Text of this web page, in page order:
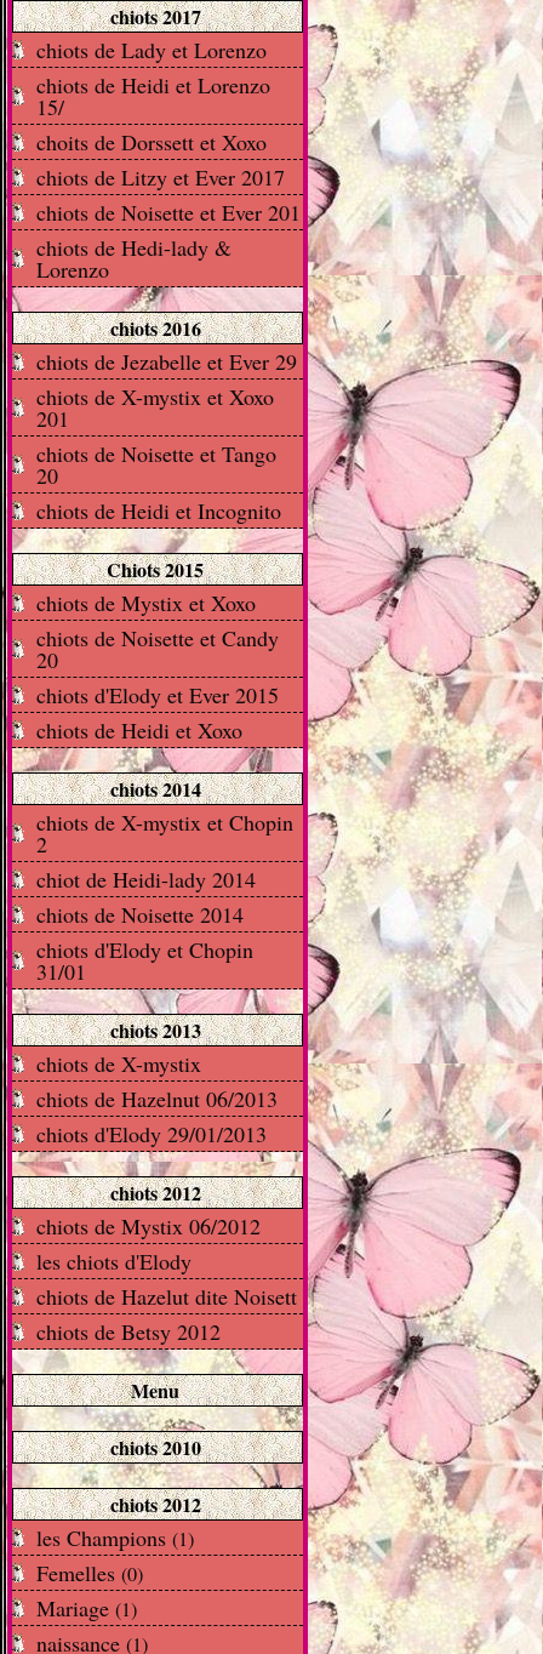
chiots 2017
chiots de Lady et Lorenzo
chiots de Heidi et Lorenzo
15/
choits de Dorssett et Xoxo
chiots de Litzy et Ever 2017
chiots de Noisette et Ever 201
chiots de Hedi-lady &
Lorenzo
chiots 2016
chiots de Jezabelle et Ever 29
chiots de X-mystix et Xoxo
201
chiots de Noisette et Tango
20
chiots de Heidi et Incognito
Chiots 2015
chiots de Mystix et Xoxo
chiots de Noisette et Candy
20
chiots d'Elody et Ever 2015
chiots de Heidi et Xoxo
chiots 2014
chiots de X-mystix et Chopin
2
chiot de Heidi-lady 2014
chiots de Noisette 2014
chiots d'Elody et Chopin
31/01
chiots 2013
chiots de X-mystix
chiots de Hazelnut 06/2013
chiots d'Elody 29/01/2013
chiots 2012
chiots de Mystix 06/2012
les chiots d'Elody
chiots de Hazelut dite Noisett
chiots de Betsy 2012
Menu
chiots 2010
chiots 2012
les Champions (1)
Femelles (0)
Mariage (1)
naissance (1)